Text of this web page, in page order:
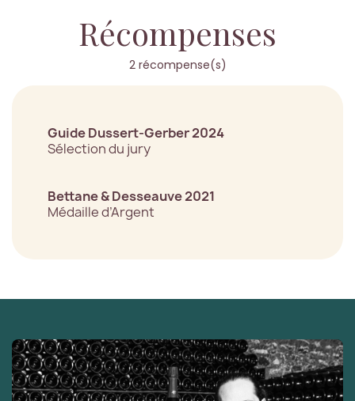
Récompenses
2 récompense(s)
Guide Dussert-Gerber 2024
Sélection du jury
Bettane & Desseauve 2021
Médaille d’Argent